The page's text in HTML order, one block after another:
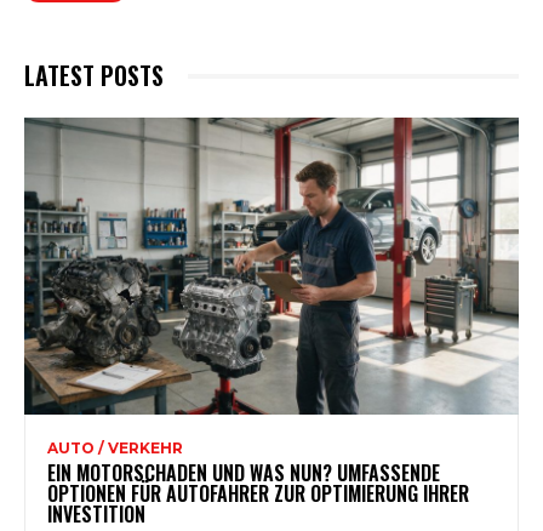
LATEST POSTS
AUTO / VERKEHR
EIN MOTORSCHADEN UND WAS NUN? UMFASSENDE
OPTIONEN FÜR AUTOFAHRER ZUR OPTIMIERUNG IHRER
INVESTITION